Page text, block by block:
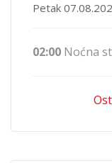
Petak
02:00 Noćna